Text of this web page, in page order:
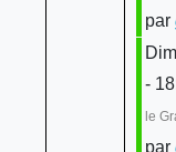
par
-
le
par